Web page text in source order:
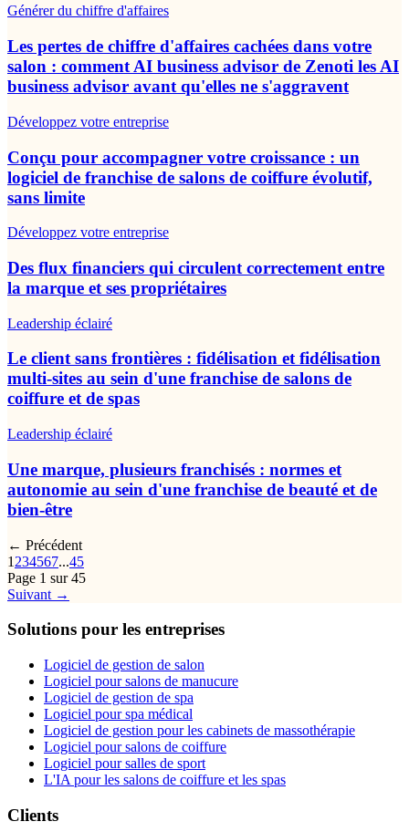
Générer du chiffre d'affaires
Les pertes de chiffre d'affaires cachées dans votre
salon : comment AI business advisor de Zenoti les AI
business advisor avant qu'elles ne s'aggravent
Développez votre entreprise
Conçu pour accompagner votre croissance : un
logiciel de franchise de salons de coiffure évolutif,
sans limite
Développez votre entreprise
Des flux financiers qui circulent correctement entre
la marque et ses propriétaires
Leadership éclairé
Le client sans frontières : fidélisation et fidélisation
multi-sites au sein d'une franchise de salons de
coiffure et de spas
Leadership éclairé
Une marque, plusieurs franchisés : normes et
autonomie au sein d'une franchise de beauté et de
bien-être
← Précédent
1 234567...45
Page 1 sur 45
Suivant →
Solutions pour les entreprises
Logiciel de gestion de salon
Logiciel pour salons de manucure
Logiciel de gestion de spa
Logiciel pour spa médical
Logiciel de gestion pour les cabinets de massothérapie
Logiciel pour salons de coiffure
Logiciel pour salles de sport
L'IA pour les salons de coiffure et les spas
Clients